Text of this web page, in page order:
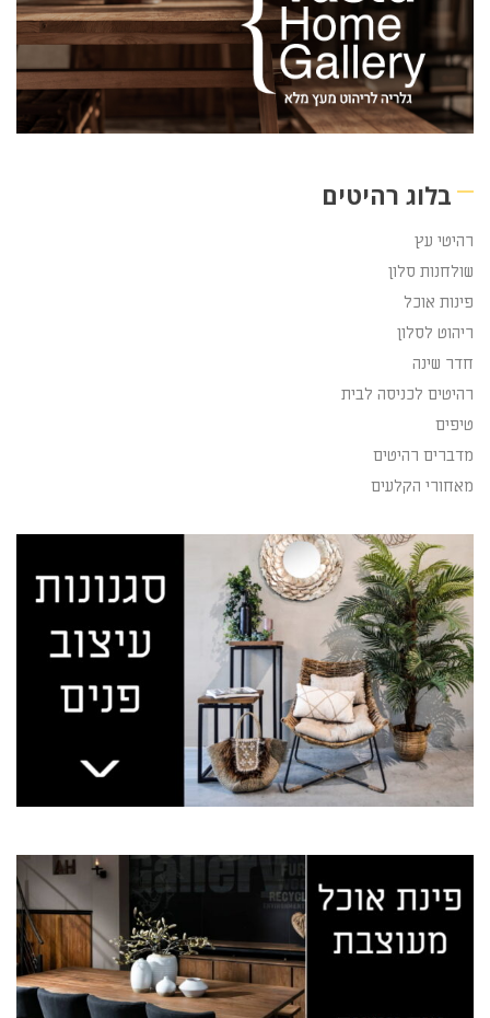
בלוג רהיטים
רהיטי עץ
שולחנות סלון
פינות אוכל
ריהוט לסלון
חדר שינה
רהיטים לכניסה לבית
טיפים
מדברים רהיטים
מאחורי הקלעים